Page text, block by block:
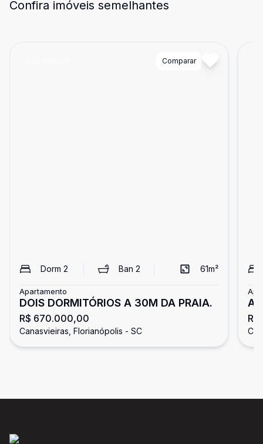
Confira imóveis semelhantes
Comparar
Dorm 2 Ban2 61m²
Apartamento
DOIS DORMITÓRIOS A 30M DA PRAIA.
R$ 670.000,00
Canasvieiras, Florianópolis - SC